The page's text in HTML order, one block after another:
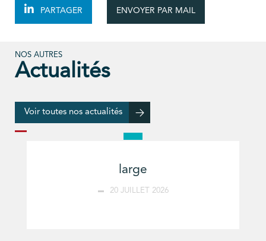
PARTAGER ENVOYER PAR MAIL
NOS AUTRES
Actualités
Voir toutes nos actualités
large
20 JUILLET 2026